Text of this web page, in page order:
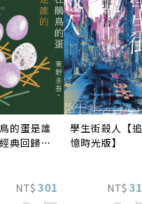
的蛋是誰
典回歸
NT$ 301
學生街殺人【追
憶時光版】
NT$